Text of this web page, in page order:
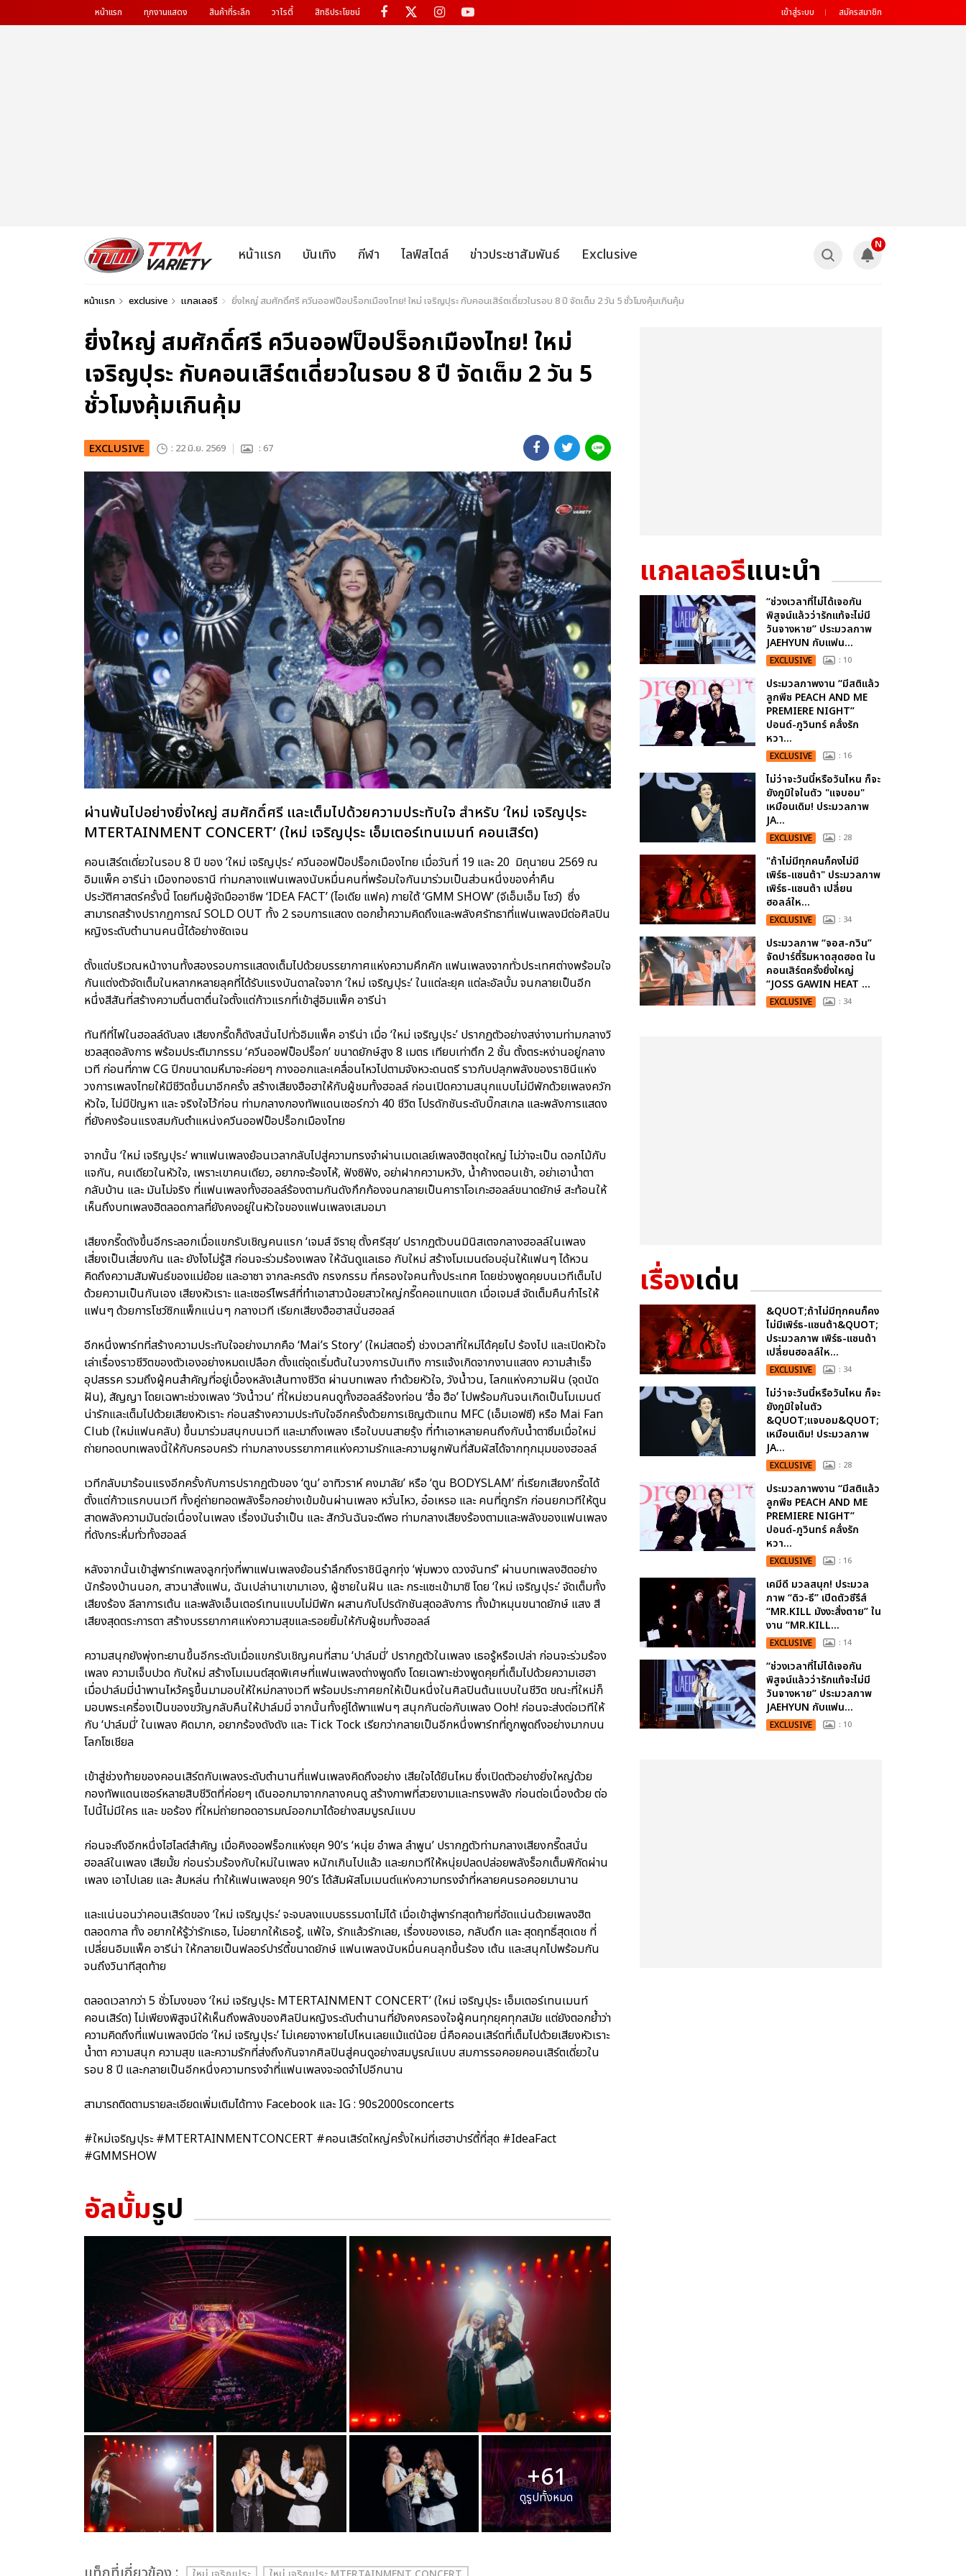
หน้าแรก ทุกงานแสดง สินค้าที่ระลึก วาไรตี้ สิทธิประโยชน์ เข้าสู่ระบบ สมัครสมาชิก
หน้าแรก บันเทิง กีฬา ไลฟ์สไตล์ ข่าวประชาสัมพันธ์ Exclusive
N
หน้าแรก exclusive แกลเลอรี ยิ่งใหญ่ สมศักดิ์ศรี ควีนออฟป็อปร็อกเมืองไทย! ใหม่ เจริญปุระ กับคอนเสิร์ตเดี่ยวในรอบ 8 ปี จัดเต็ม 2 วัน 5 ชั่วโมงคุ้มเกินคุ้ม
ยิ่งใหญ่ สมศักดิ์ศรี ควีนออฟป็อปร็อกเมืองไทย! ใหม่
เจริญปุระ กับคอนเสิร์ตเดี่ยวในรอบ 8 ปี จัดเต็ม 2 วัน 5
ชั่วโมงคุ้มเกินคุ้ม
EXCLUSIVE : 22 มิ.ย. 2569 : 67
ผ่านพ้นไปอย่างยิ่งใหญ่ สมศักดิ์ศรี และเต็มไปด้วยความประทับใจ สำหรับ ‘ใหม่ เจริญปุระ
MTERTAINMENT CONCERT’ (ใหม่ เจริญปุระ เอ็มเตอร์เทนเมนท์ คอนเสิร์ต)
คอนเสิร์ตเดี่ยวในรอบ 8 ปี ของ ‘ใหม่ เจริญปุระ’ ควีนออฟป็อปร็อกเมืองไทย เมื่อวันที่ 19 และ 20 มิถุนายน 2569 ณ
อิมแพ็ค อารีน่า เมืองทองธานี ท่ามกลางแฟนเพลงนับหมื่นคนที่พร้อมใจกันมาร่วมเป็นส่วนหนึ่งของค่ำคืน
ประวัติศาสตร์ครั้งนี้ โดยทีมผู้จัดมืออาชีพ ‘IDEA FACT’ (ไอเดีย แฟค) ภายใต้ ‘GMM SHOW’ (จีเอ็มเอ็ม โชว์) ซึ่ง
สามารถสร้างปรากฏการณ์ SOLD OUT ทั้ง 2 รอบการแสดง ตอกย้ำความคิดถึงและพลังศรัทธาที่แฟนเพลงมีต่อศิลปิน
หญิงระดับตำนานคนนี้ได้อย่างชัดเจน
ตั้งแต่บริเวณหน้างานทั้งสองรอบการแสดงเต็มไปด้วยบรรยากาศแห่งความคึกคัก แฟนเพลงจากทั่วประเทศต่างพร้อมใจ
กันแต่งตัวจัดเต็มในหลากหลายลุคที่ได้รับแรงบันดาลใจจาก ‘ใหม่ เจริญปุระ’ ในแต่ละยุค แต่ละอัลบั้ม จนกลายเป็นอีก
หนึ่งสีสันที่สร้างความตื่นตาตื่นใจตั้งแต่ก้าวแรกที่เข้าสู่อิมแพ็ค อารีน่า
ทันทีที่ไฟในฮอลล์ดับลง เสียงกรี๊ดก็ดังสนั่นไปทั่วอิมแพ็ค อารีน่า เมื่อ ‘ใหม่ เจริญปุระ’ ปรากฏตัวอย่างสง่างามท่ามกลางวิ
ชวลสุดอลังการ พร้อมประติมากรรม ‘ควีนออฟป็อปร็อก’ ขนาดยักษ์สูง 8 เมตร เทียบเท่าตึก 2 ชั้น ตั้งตระหง่านอยู่กลาง
เวที ก่อนที่ภาพ CG ปีกขนาดมหึมาจะค่อยๆ กางออกและเคลื่อนไหวไปตามจังหวะดนตรี ราวกับปลุกพลังของราชินีแห่ง
วงการเพลงไทยให้มีชีวิตขึ้นมาอีกครั้ง สร้างเสียงฮือฮาให้กับผู้ชมทั้งฮอลล์ ก่อนเปิดความสนุกแบบไม่มีพักด้วยเพลงควัก
หัวใจ, ไม่มีปัญหา และ จริงใจไว้ก่อน ท่ามกลางกองทัพแดนเซอร์กว่า 40 ชีวิต โปรดักชันระดับบิ๊กสเกล และพลังการแสดง
ที่ยังคงร้อนแรงสมกับตำแหน่งควีนออฟป็อปร็อกเมืองไทย
จากนั้น ‘ใหม่ เจริญปุระ’ พาแฟนเพลงย้อนเวลากลับไปสู่ความทรงจำผ่านเมดเลย์เพลงฮิตชุดใหญ่ ไม่ว่าจะเป็น ดอกไม้กับ
แจกัน, คนเดียวในหัวใจ, เพราะเขาคนเดียว, อยากจะร้องไห้, ฟังซิฟัง, อย่าฝากความหวัง, น้ำค้างตอนเช้า, อย่าเอาน้ำตา
กลับบ้าน และ มันไม่จริง ที่แฟนเพลงทั้งฮอลล์ร้องตามกันดังกึกก้องจนกลายเป็นคาราโอเกะฮอลล์ขนาดยักษ์ สะท้อนให้
เห็นถึงบทเพลงฮิตลอดกาลที่ยังคงอยู่ในหัวใจของแฟนเพลงเสมอมา
เสียงกรี๊ดดังขึ้นอีกระลอกเมื่อแขกรับเชิญคนแรก ‘เจมส์ จิรายุ ตั้งศรีสุข’ ปรากฏตัวบนมินิสเตจกลางฮอลล์ในเพลง
เสี่ยงเป็นเสี่ยงกัน และ ยังไงไม่รู้สิ ก่อนจะร่วมร้องเพลง ให้ฉันดูแลเธอ กับใหม่ สร้างโมเมนต์อบอุ่นให้แฟนๆ ได้หวน
คิดถึงความสัมพันธ์ของแม่ย้อย และอาซา จากละครดัง กรงกรรม ที่ครองใจคนทั้งประเทศ โดยช่วงพูดคุยบนเวทีเต็มไป
ด้วยความเป็นกันเอง เสียงหัวเราะ และเซอร์ไพรส์ที่ทำเอาสาวน้อยสาวใหญ่กรี๊ดคอแทบแตก เมื่อเจมส์ จัดเต็มคืนกำไรให้
แฟนๆ ด้วยการโชว์ซิกแพ็กแน่นๆ กลางเวที เรียกเสียงฮือฮาสนั่นฮอลล์
อีกหนึ่งพาร์ทที่สร้างความประทับใจอย่างมากคือ ‘Mai’s Story’ (ใหม่สตอรี่) ช่วงเวลาที่ใหม่ได้คุยไป ร้องไป และเปิดหัวใจ
เล่าเรื่องราวชีวิตของตัวเองอย่างหมดเปลือก ตั้งแต่จุดเริ่มต้นในวงการบันเทิง การแจ้งเกิดจากงานแสดง ความสำเร็จ
อุปสรรค รวมถึงผู้คนสำคัญที่อยู่เบื้องหลังเส้นทางชีวิต ผ่านบทเพลง ทำด้วยหัวใจ, วังน้ำวน, โลกแห่งความฝัน (จุดนัด
ฝัน), สัญญา โดยเฉพาะช่วงเพลง ‘วังน้ำวน’ ที่ใหม่ชวนคนดูทั้งฮอลล์ร้องท่อน ‘ฮื้อ ฮือ’ ไปพร้อมกันจนเกิดเป็นโมเมนต์
น่ารักและเต็มไปด้วยเสียงหัวเราะ ก่อนสร้างความประทับใจอีกครั้งด้วยการเชิญตัวแทน MFC (เอ็มเอฟซี) หรือ Mai Fan
Club (ใหม่แฟนคลับ) ขึ้นมาร่วมสนุกบนเวที และมาถึงเพลง เรือใบบนสายรุ้ง ที่ทำเอาหลายคนถึงกับน้ำตาซึมเมื่อใหม่
ถ่ายทอดบทเพลงนี้ให้กับครอบครัว ท่ามกลางบรรยากาศแห่งความรักและความผูกพันที่สัมผัสได้จากทุกมุมของฮอลล์
เวทีกลับมาร้อนแรงอีกครั้งกับการปรากฏตัวของ ‘ตูน’ อาทิวราห์ คงมาลัย’ หรือ ‘ตูน BODYSLAM’ ที่เรียกเสียงกรี๊ดได้
ตั้งแต่ก้าวแรกบนเวที ทั้งคู่ถ่ายทอดพลังร็อกอย่างเข้มข้นผ่านเพลง หวั่นไหว, อ๋อเหรอ และ คนที่ถูกรัก ก่อนยกเวทีให้ตูน
สาดพลังความมันต่อเนื่องในเพลง เรื่องมันจำเป็น และ สักวันฉันจะดีพอ ท่ามกลางเสียงร้องตามและพลังของแฟนเพลง
ที่ดังกระหึ่มทั่วทั้งฮอลล์
หลังจากนั้นเข้าสู่พาร์ทเพลงลูกทุ่งที่พาแฟนเพลงย้อนรำลึกถึงราชินีลูกทุ่ง ‘พุ่มพวง ดวงจันทร์’ ผ่านบทเพลงฮิตอย่าง
นักร้องบ้านนอก, สาวนาสั่งแฟน, ฉันเปล่านาเขามาเอง, ผู้ชายในฝัน และ กระแซะเข้ามาซิ โดย ‘ใหม่ เจริญปุระ’ จัดเต็มทั้ง
เสียงร้อง ลีลาการเต้น และพลังเอ็นเตอร์เทนแบบไม่มีพัก ผสานกับโปรดักชันสุดอลังการ ทั้งม้าหมุนขนาดยักษ์ แสง สี
เสียงสุดตระการตา สร้างบรรยากาศแห่งความสุขและรอยยิ้มให้กับผู้ชมทั้งฮอลล์
ความสนุกยังพุ่งทะยานขึ้นอีกระดับเมื่อแขกรับเชิญคนที่สาม ‘ปาล์มมี่’ ปรากฏตัวในเพลง เธอรู้หรือเปล่า ก่อนจะร่วมร้อง
เพลง ความเจ็บปวด กับใหม่ สร้างโมเมนต์สุดพิเศษที่แฟนเพลงต่างพูดถึง โดยเฉพาะช่วงพูดคุยที่เต็มไปด้วยความเฮฮา
เมื่อปาล์มมี่นำพานไหว้ครูขึ้นมามอบให้ใหม่กลางเวที พร้อมประกาศยกให้เป็นหนึ่งในศิลปินต้นแบบในชีวิต ขณะที่ใหม่ก็
มอบพระเครื่องเป็นของขวัญกลับคืนให้ปาล์มมี่ จากนั้นทั้งคู่ได้พาแฟนๆ สนุกกันต่อกับเพลง Ooh! ก่อนจะส่งต่อเวทีให้
กับ ‘ปาล์มมี่’ ในเพลง คิดมาก, อยากร้องดังดัง และ Tick Tock เรียกว่ากลายเป็นอีกหนึ่งพาร์ทที่ถูกพูดถึงอย่างมากบน
โลกโซเชียล
เข้าสู่ช่วงท้ายของคอนเสิร์ตกับเพลงระดับตำนานที่แฟนเพลงคิดถึงอย่าง เสียใจได้ยินไหม ซึ่งเปิดตัวอย่างยิ่งใหญ่ด้วย
กองทัพแดนเซอร์หลายสิบชีวิตที่ค่อยๆ เดินออกมาจากกลางคนดู สร้างภาพที่สวยงามและทรงพลัง ก่อนต่อเนื่องด้วย ต่อ
ไปนี้ไม่มีใคร และ ขอร้อง ที่ใหม่ถ่ายทอดอารมณ์ออกมาได้อย่างสมบูรณ์แบบ
ก่อนจะถึงอีกหนึ่งไฮไลต์สำคัญ เมื่อคิงออฟร็อกแห่งยุค 90’s ‘หนุ่ย อำพล ลำพูน’ ปรากฏตัวท่ามกลางเสียงกรี๊ดสนั่น
ฮอลล์ในเพลง เสียมั้ย ก่อนร่วมร้องกับใหม่ในเพลง หนักเกินไปแล้ว และยกเวทีให้หนุ่ยปลดปล่อยพลังร็อกเต็มพิกัดผ่าน
เพลง เอาไปเลย และ ส้มหล่น ทำให้แฟนเพลงยุค 90’s ได้สัมผัสโมเมนต์แห่งความทรงจำที่หลายคนรอคอยมานาน
และแน่นอนว่าคอนเสิร์ตของ ‘ใหม่ เจริญปุระ’ จะจบลงแบบธรรมดาไม่ได้ เมื่อเข้าสู่พาร์ทสุดท้ายที่อัดแน่นด้วยเพลงฮิต
ตลอดกาล ทั้ง อยากให้รู้ว่ารักเธอ, ไม่อยากให้เธอรู้, แพ้ใจ, รักแล้วรักเลย, เรื่องของเธอ, กลับดึก และ สุดฤทธิ์สุดเดช ที่
เปลี่ยนอิมแพ็ค อารีน่า ให้กลายเป็นฟลอร์ปาร์ตี้ขนาดยักษ์ แฟนเพลงนับหมื่นคนลุกขึ้นร้อง เต้น และสนุกไปพร้อมกัน
จนถึงวินาทีสุดท้าย
ตลอดเวลากว่า 5 ชั่วโมงของ ‘ใหม่ เจริญปุระ MTERTAINMENT CONCERT’ (ใหม่ เจริญปุระ เอ็มเตอร์เทนเมนท์
คอนเสิร์ต) ไม่เพียงพิสูจน์ให้เห็นถึงพลังของศิลปินหญิงระดับตำนานที่ยังคงครองใจผู้คนทุกยุคทุกสมัย แต่ยังตอกย้ำว่า
ความคิดถึงที่แฟนเพลงมีต่อ ‘ใหม่ เจริญปุระ’ ไม่เคยจางหายไปไหนเลยแม้แต่น้อย นี่คือคอนเสิร์ตที่เต็มไปด้วยเสียงหัวเราะ
น้ำตา ความสนุก ความสุข และความรักที่ส่งถึงกันจากศิลปินสู่คนดูอย่างสมบูรณ์แบบ สมการรอคอยคอนเสิร์ตเดี่ยวใน
รอบ 8 ปี และกลายเป็นอีกหนึ่งความทรงจำที่แฟนเพลงจะจดจำไปอีกนาน
สามารถติดตามรายละเอียดเพิ่มเติมได้ทาง Facebook และ IG : 90s2000sconcerts
#ใหม่เจริญปุระ #MTERTAINMENTCONCERT #คอนเสิร์ตใหญ่ครั้งใหม่ที่เฮฮาปาร์ตี้ที่สุด #IdeaFact
#GMMSHOW
อัลบั้มรูป
+61
ดูรูปทั้งหมด
แกลเลอรีแนะนำ
“ช่วงเวลาที่ไม่ได้เจอกัน
พิสูจน์แล้วว่ารักแท้จะไม่มี
วันจางหาย” ประมวลภาพ
JAEHYUN กับแฟน...
EXCLUSIVE : 10
ประมวลภาพงาน “มีสติแล้ว
ลูกพีช PEACH AND ME
PREMIERE NIGHT”
ปอนด์-ภูวินทร์ คลั่งรัก
หวา...
EXCLUSIVE : 16
ไม่ว่าจะวันนี้หรือวันไหน ก็จะ
ยังภูมิใจในตัว "แจบอม"
เหมือนเดิม! ประมวลภาพ
JA...
EXCLUSIVE : 28
"ถ้าไม่มีทุกคนก็คงไม่มี
เพิร์ธ-แซนต้า" ประมวลภาพ
เพิร์ธ-แซนต้า เปลี่ยน
ฮอลล์ให...
EXCLUSIVE : 34
ประมวลภาพ “จอส-กวิน”
จัดปาร์ตี้ริมหาดสุดฮอต ใน
คอนเสิร์ตครั้งยิ่งใหญ่
“JOSS GAWIN HEAT ...
EXCLUSIVE : 34
เรื่องเด่น
&QUOT;ถ้าไม่มีทุกคนก็คง
ไม่มีเพิร์ธ-แซนต้า&QUOT;
ประมวลภาพ เพิร์ธ-แซนต้า
เปลี่ยนฮอลล์ให...
EXCLUSIVE : 34
ไม่ว่าจะวันนี้หรือวันไหน ก็จะ
ยังภูมิใจในตัว
&QUOT;แจบอม&QUOT;
เหมือนเดิม! ประมวลภาพ
JA...
EXCLUSIVE : 28
ประมวลภาพงาน “มีสติแล้ว
ลูกพีช PEACH AND ME
PREMIERE NIGHT”
ปอนด์-ภูวินทร์ คลั่งรัก
หวา...
EXCLUSIVE : 16
เคมีดี มวลสนุก! ประมวล
ภาพ “ดิว-ธี” เปิดตัวซีรีส์
“MR.KILL มังงะสั่งตาย” ใน
งาน “MR.KILL...
EXCLUSIVE : 14
“ช่วงเวลาที่ไม่ได้เจอกัน
พิสูจน์แล้วว่ารักแท้จะไม่มี
วันจางหาย” ประมวลภาพ
JAEHYUN กับแฟน...
EXCLUSIVE : 10